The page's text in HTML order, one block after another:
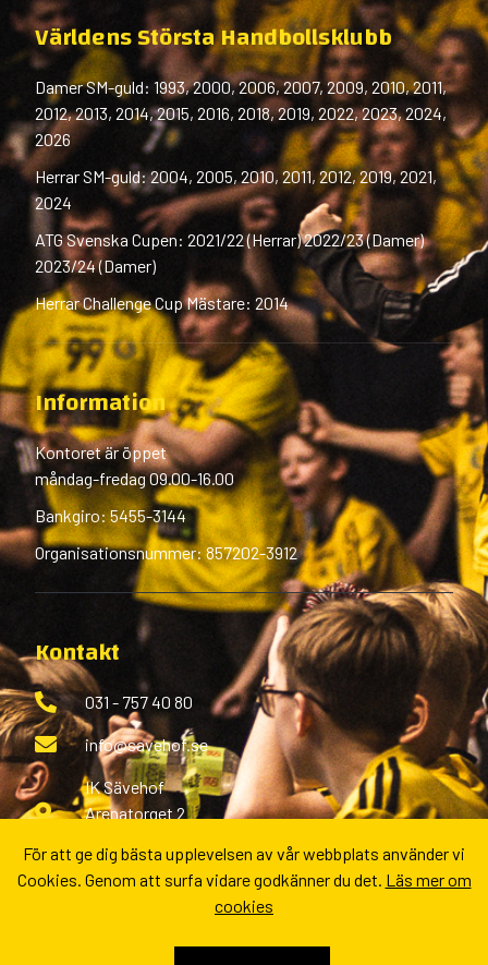
Världens Största Handbollsklubb
Damer SM-guld: 1993, 2000, 2006, 2007, 2009, 2010, 2011,
2012, 2013, 2014, 2015, 2016, 2018, 2019, 2022, 2023, 2024,
2026
Herrar SM-guld: 2004, 2005, 2010, 2011, 2012, 2019, 2021,
2024
ATG Svenska Cupen: 2021/22 (Herrar) 2022/23 (Damer)
2023/24 (Damer)
Herrar Challenge Cup Mästare: 2014
Information
Kontoret är öppet
måndag-fredag 09.00-16.00
Bankgiro: 5455-3144
Organisationsnummer: 857202-3912
Kontakt
031 - 757 40 80
info@savehof.se
IK Sävehof
Arenatorget 2
Fler kontaktvägar
För att ge dig bästa upplevelsen av vår webbplats använder vi
Cookies. Genom att surfa vidare godkänner du det. Läs mer om
cookies